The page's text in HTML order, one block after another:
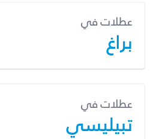
عطلات في
براغ
عطلات في
تبيليسي